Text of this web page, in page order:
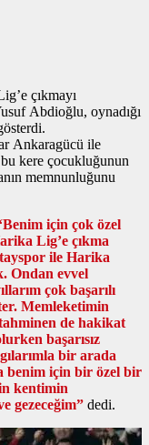
çıkmayı
Abdioğlu, oynadığı
Ankaragücü ile
kere çocukluğunun
memnunluğunu
için çok özel
Lig’e çıkma
ile Harika
Ondan evvel
çok başarılı
Memleketimin
de hakikat
başarısız
bir arada
benim için bir özel bir
kentimin
gezeceğim” dedi.